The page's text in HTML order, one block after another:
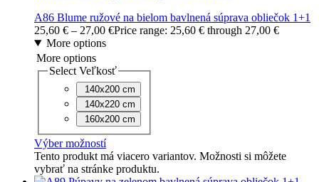
A86 Blume ružové na bielom bavlnená súprava obliečok 1+1
25,60 € – 27,00 €Price range: 25,60 € through 27,00 €
More options
More options
Select Veľkosť
140x200 cm
140x220 cm
160x200 cm
Výber možností
Tento produkt má viacero variantov. Možnosti si môžete
vybrať na stránke produktu.